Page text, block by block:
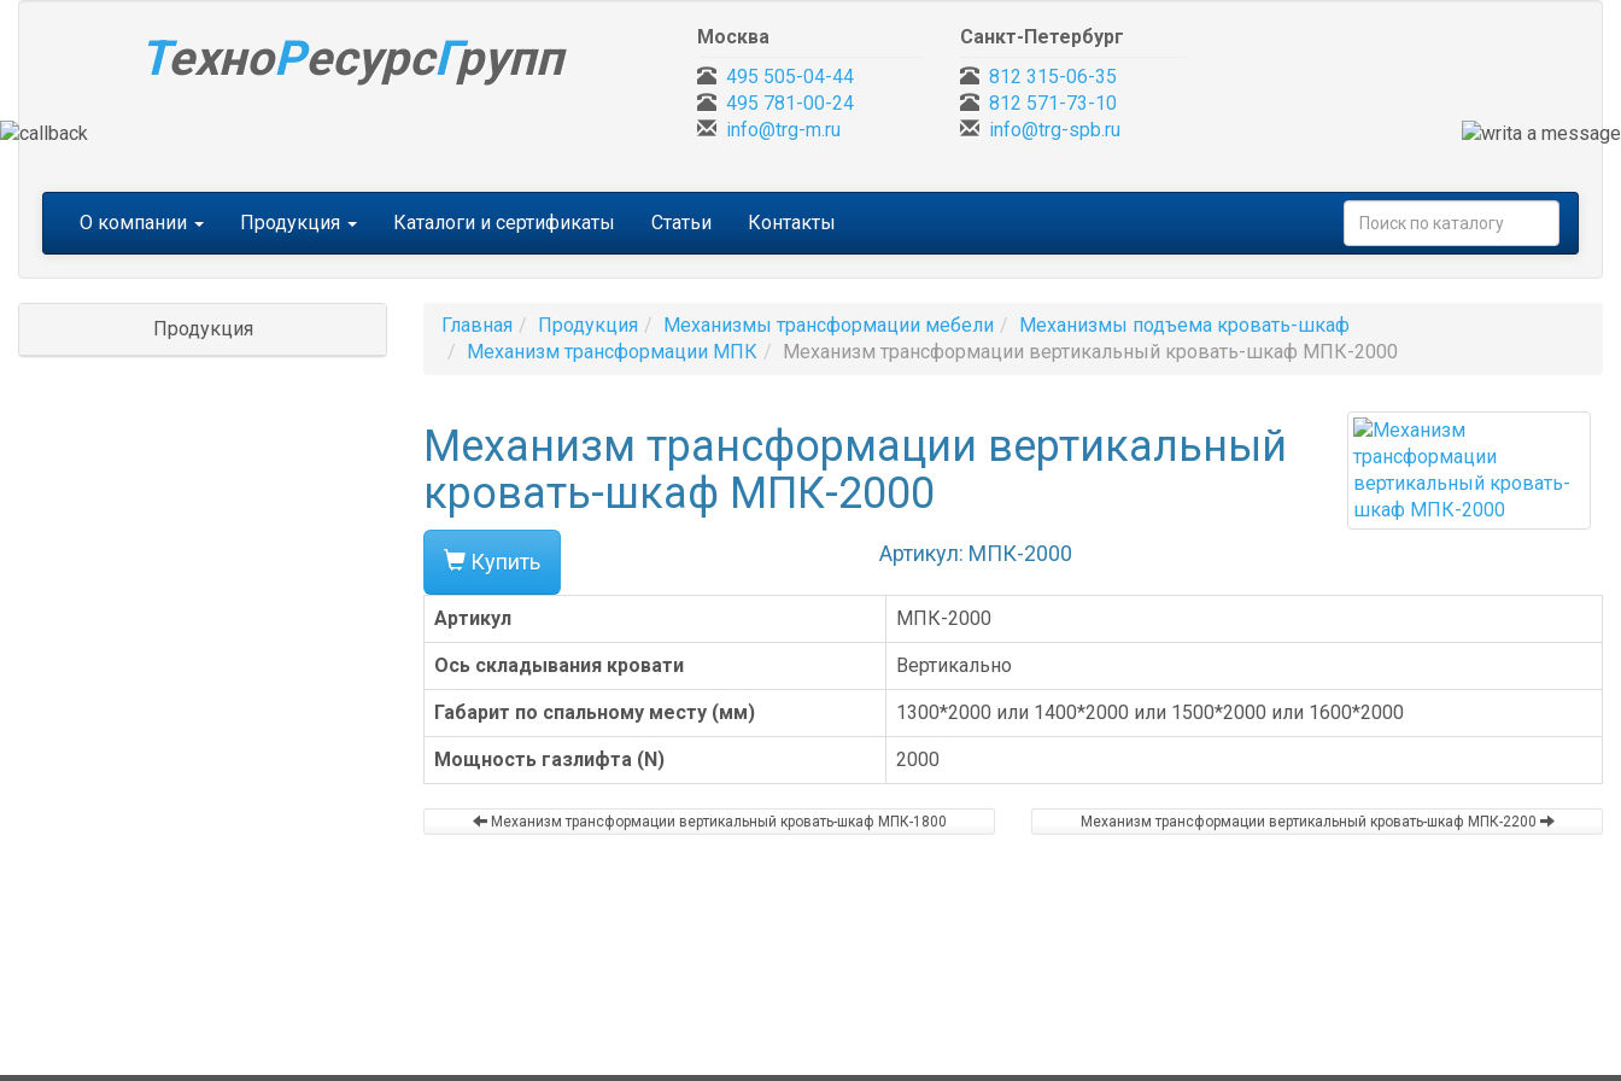
ТехноРесурсГрупп
Москва
495 505-04-44
495 781-00-24
info@trg-m.ru
Санкт-Петербург
812 315-06-35
812 571-73-10
info@trg-spb.ru
О компании Продукция Каталоги и сертификаты Статьи Контакты
Продукция Главная Продукция Механизмы трансформации мебели
Механизмы подъема кровать-шкаф
Механизм трансформации МПК
Механизм трансформации вертикальный кровать-шкаф МПК-2000
Механизм трансформации вертикальный
кровать-шкаф МПК-2000
Купить Артикул: МПК-2000
Артикул МПК-2000
Ось складывания кровати Вертикально
Габарит по спальному месту (мм) 1300*2000 или 1400*2000 или 1500*2000 или 1600*2000
Мощность газлифта (N) 2000
Механизм трансформации вертикальный кровать-шкаф МПК-1800 Механизм трансформации вертикальный кровать-шкаф МПК-2200